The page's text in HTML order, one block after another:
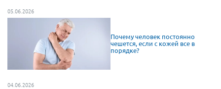
05.06.2026
Почему человек постоянно
чешется, если с кожей все в
порядке?
04.06.2026